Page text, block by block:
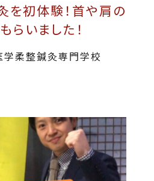
を初体験！首や肩の
らいました！
学柔整鍼灸専門学校